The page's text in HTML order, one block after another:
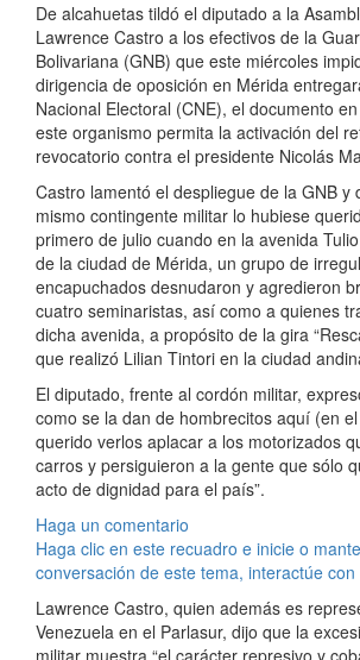
De alcahuetas tildó el diputado a la
Lawrence Castro a los efectivos de la
Bolivariana (GNB) que este miércoles
dirigencia de oposición en Mérida
Nacional Electoral (CNE), el documento
este organismo permita la activación del
revocatorio contra el presidente Nicolás
Castro lamentó el despliegue de la GNB y
mismo contingente militar lo hubiese
primero de julio cuando en la avenida
de la ciudad de Mérida, un grupo de
encapuchados desnudaron y agredieron
cuatro seminaristas, así como a quienes
dicha avenida, a propósito de la gira
que realizó Lilian Tintori en la ciudad
El diputado, frente al cordón militar,
como se la dan de hombrecitos aquí (en
querido verlos aplacar a los motorizados
carros y persiguieron a la gente que sólo
acto de dignidad para el país”.
Haga un comentario
Haga clic en este recuadro e inicie o
conversación de este tema, interactúe con
Lawrence Castro, quien además es
Venezuela en el Parlasur, dijo que la